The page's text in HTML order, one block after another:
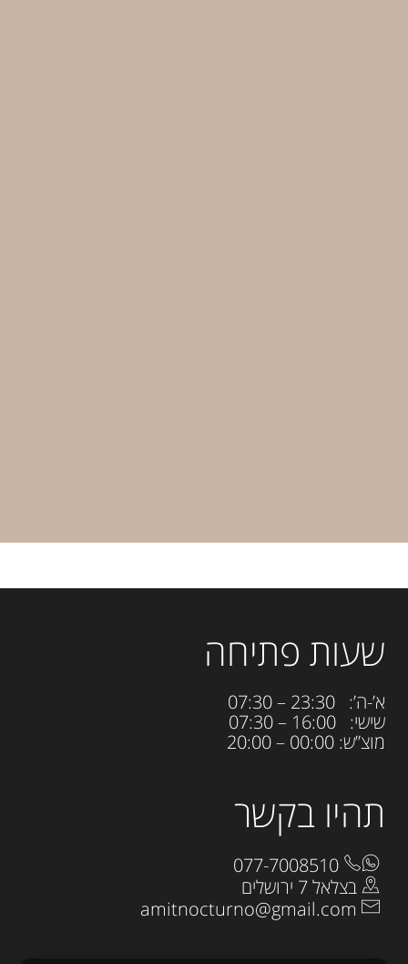
תהיו בקשר
בצלאל 7 ירושלים
שעות פתיחה
א’-ה’: 23:30 – 07:30
שישי: 16:00 – 07:30
מוצ”ש: 00:00 – 20:00